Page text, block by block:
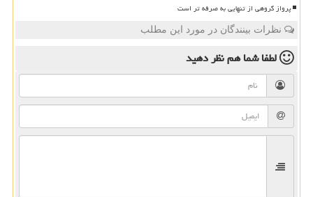
پرواز گروهی از تنهایی به صرفه تر است
نظرات بینندگان در مورد این مطلب
لطفا شما همنظر دهید